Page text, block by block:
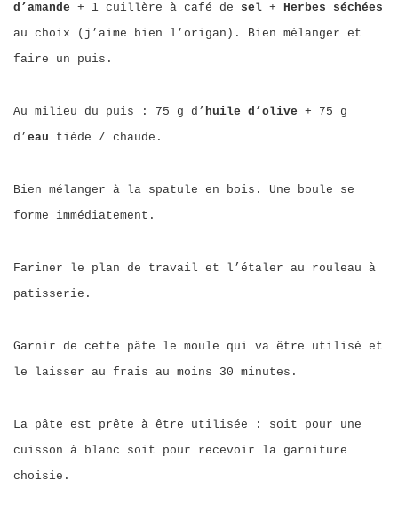
d’amande + 1 cuillère à café de sel + Herbes séchées
au choix (j’aime bien l’origan). Bien mélanger et
faire un puis.
Au milieu du puis : 75 g d’ huile d’olive + 75 g
d’ eau tiède / chaude.
Bien mélanger à la spatule en bois. Une boule se
forme immédiatement.
Fariner le plan de travail et l’étaler au rouleau à
patisserie.
Garnir de cette pâte le moule qui va être utilisé et
le laisser au frais au moins 30 minutes.
La pâte est prête à être utilisée : soit pour une
cuisson à blanc soit pour recevoir la garniture
choisie.